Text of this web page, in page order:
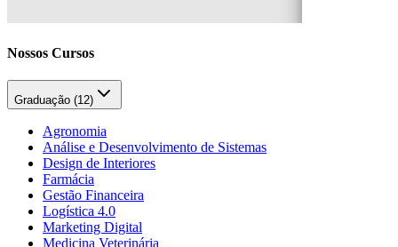
Nossos Cursos
Graduação (12)
Agronomia
Análise e Desenvolvimento de Sistemas
Design de Interiores
Farmácia
Gestão Financeira
Logística 4.0
Marketing Digital
Medicina Veterinária